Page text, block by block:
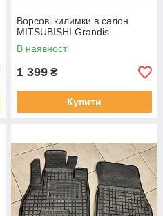
Ворсові килимки в салон
MITSUBISHI Grandis
В наявності
1 399 ₴
Купити